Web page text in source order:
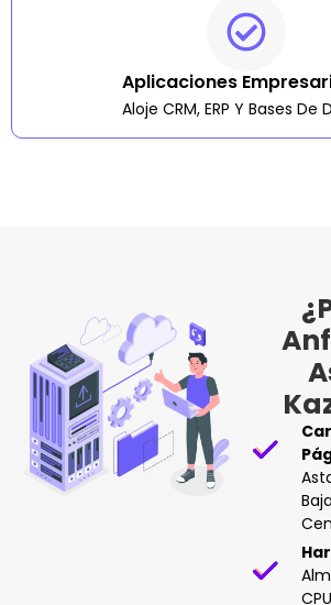
Aplicaciones
Aloje CRM, ERP Y Bases De